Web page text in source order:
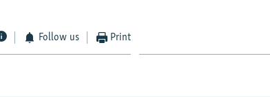
Follow us Print